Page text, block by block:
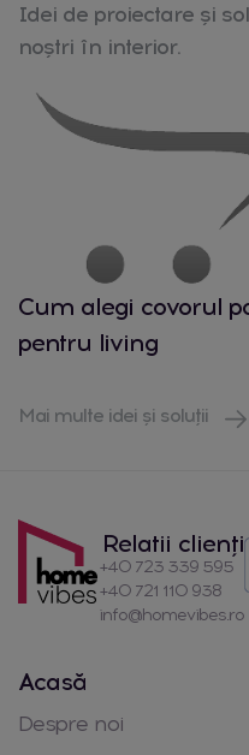
Idei de proiectare și
noștri în interior.
Cum alegi covorul
pentru living
Mai multe idei și soluții
Relatii clienți
+40 723 339 595
+40 721 110 938
info@homevibes.ro
Acasă
Despre noi